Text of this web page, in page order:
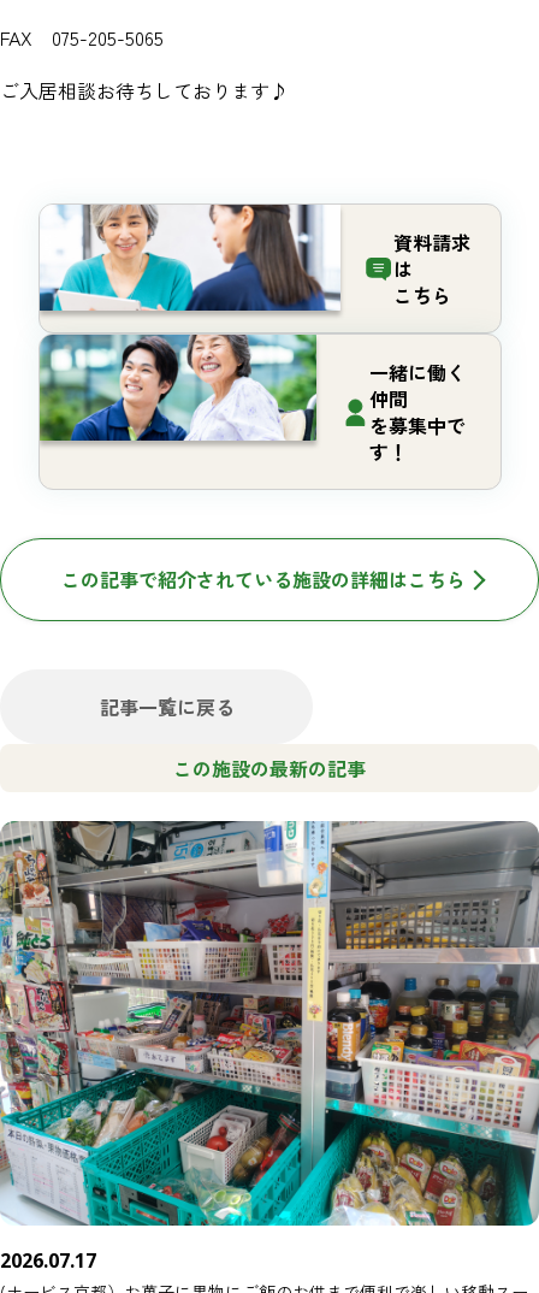
FAX 075-205-5065
ご入居相談お待ちしております♪
資料請求
は
こちら
一緒に働く
仲間
を募集中で
す！
この記事で紹介されている施設の詳細はこちら
記事一覧に戻る
この施設の最新の記事
2026.07.17